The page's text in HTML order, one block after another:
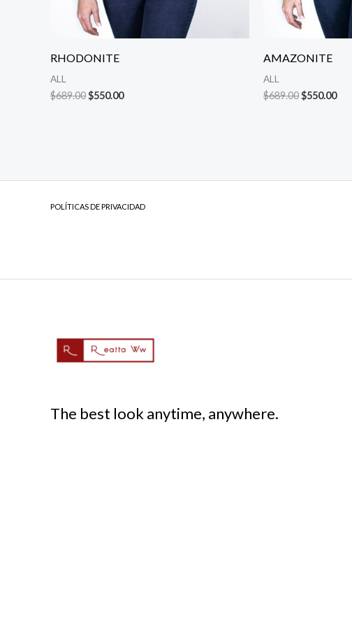
RHODONITE
ALL
$689.00$550.00
AMAZONITE
ALL
$689.00$550.00
POLÍTICAS DE PRIVACIDAD
The best look anytime, anywhere.